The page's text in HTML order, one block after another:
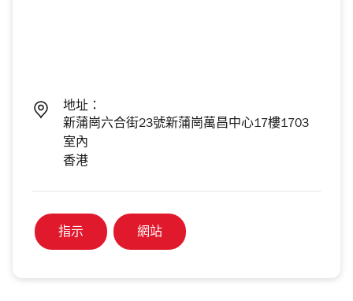
地址：
新蒲崗六合街23號新蒲崗萬昌中心17樓1703
室內
香港
指示 網站